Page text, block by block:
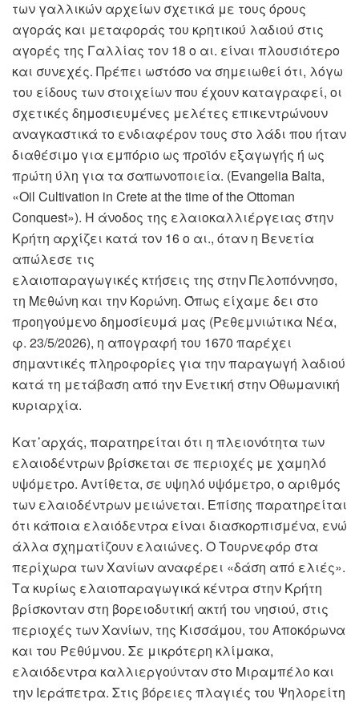
των γαλλικών αρχείων σχετικά με τους όρους
αγοράς και μεταφοράς του κρητικού λαδιού στις
αγορές της Γαλλίας τον 18 ο αι. είναι πλουσιότερο
και συνεχές. Πρέπει ωστόσο να σημειωθεί ότι, λόγω
του είδους των στοιχείων που έχουν καταγραφεί, οι
σχετικές δημοσιευμένες μελέτες επικεντρώνουν
αναγκαστικά το ενδιαφέρον τους στο λάδι που ήταν
διαθέσιμο για εμπόριο ως προϊόν εξαγωγής ή ως
πρώτη ύλη για τα σαπωνοποιεία. (Evangelia Βalta,
«Oil Cultivation in Crete at the time of the Ottoman
Conquest»). Η άνοδος της ελαιοκαλλιέργειας στην
Κρήτη αρχίζει κατά τον 16 ο αι., όταν η Βενετία
απώλεσε τις
ελαιοπαραγωγικές κτήσεις της στην Πελοπόννησο,
τη Μεθώνη και την Κορώνη. Όπως είχαμε δει στο
προηγούμενο δημοσίευμά μας (Ρεθεμνιώτικα Νέα,
φ. 23/5/2026), η απογραφή του 1670 παρέχει
σημαντικές πληροφορίες για την παραγωγή λαδιού
κατά τη μετάβαση από την Ενετική στην Οθωμανική
κυριαρχία.
Κατ᾽αρχάς, παρατηρείται ότι η πλειονότητα των
ελαιοδέντρων βρίσκεται σε περιοχές με χαμηλό
υψόμετρο. Αντίθετα, σε υψηλό υψόμετρο, ο αριθμός
των ελαιοδέντρων μειώνεται. Επίσης παρατηρείται
ότι κάποια ελαιόδεντρα είναι διασκορπισμένα, ενώ
άλλα σχηματίζουν ελαιώνες. Ο Τουρνεφόρ στα
περίχωρα των Χανίων αναφέρει «δάση από ελιές».
Τα κυρίως ελαιοπαραγωγικά κέντρα στην Κρήτη
βρίσκονταν στη βορειοδυτική ακτή του νησιού, στις
περιοχές των Χανίων, της Κισσάμου, του Αποκόρωνα
και του Ρεθύμνου. Σε μικρότερη κλίμακα,
ελαιόδεντρα καλλιεργούνταν στο Μιραμπέλο και
την Ιεράπετρα. Στις βόρειες πλαγιές του Ψηλορείτη